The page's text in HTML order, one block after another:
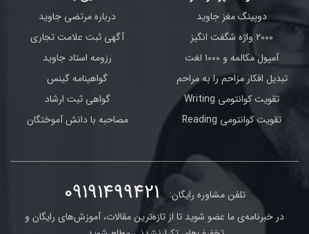
دوپینگ مغز جاوید
2000 واژه شگفت انگیز
آمپول مکالمه و 1000 لغت
تبدیل افکار مزاحم را به مراحم
تقویت کوانتومی Writing
تقویت کوانتومی Reading
درباره مرتضی جاوید
آگهی ثبت علامت تجاری
رزومه استاد جاوید
گواهینامه گینس
گواهی ثبت ارشاد
مصاحبه با دانش آموختگان
تلفن مشاوره رایگان: 09191499421
در خبرنامه‌ی ما عضو شوید تا از تازه‌ترین مقالات، آموزش‌های رایگان و